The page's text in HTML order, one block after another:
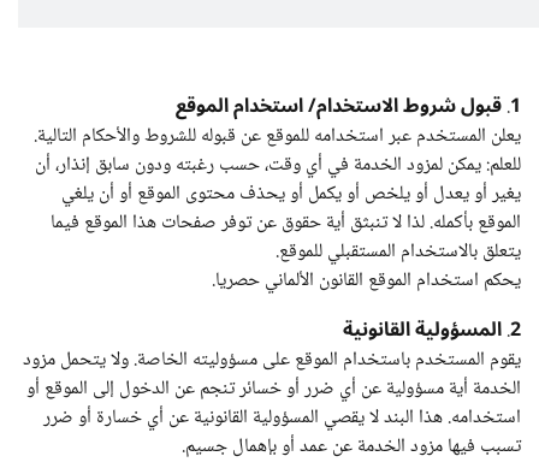
1
.قبول شروط الاستخدام/ استخدام الموقع
يعلن المستخدم عبر استخدامه للموقع عن قبوله للشروط والأحكام التالية.
للعلم: يمكن لمزود الخدمة في أي وقت، حسب رغبته ودون سابق إنذار، أن
يغير أو يعدل أو يلخص أو يكمل أو يحذف محتوى الموقع أو أن يلغي
الموقع بأكمله. لذا لا تنبثق أية حقوق عن توفر صفحات هذا الموقع فيما
يتعلق بالاستخدام المستقبلي للموقع.
يحكم استخدام الموقع القانون الألماني حصريا.
2
.المسؤولية القانونية
يقوم المستخدم باستخدام الموقع على مسؤوليته الخاصة. ولا يتحمل مزود
الخدمة أية مسؤولية عن أي ضرر أو خسائر تنجم عن الدخول إلى الموقع أو
استخدامه. هذا البند لا يقصي المسؤولية القانونية عن أي خسارة أو ضرر
تسبب فيها مزود الخدمة عن عمد أو بإهمال جسيم.